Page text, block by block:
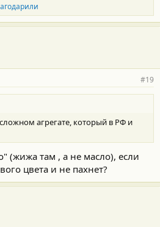
#19
агрегате, который в РФ и
(жижа там , а не масло), если
цвета и не пахнет?